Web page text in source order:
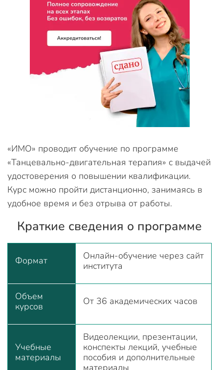
«ИМО» проводит обучение по программе
«Танцевально-двигательная терапия» с выдачей
удостоверения о повышении квалификации.
Курс можно пройти дистанционно, занимаясь в
удобное время и без отрыва от работы.
Краткие сведения о программе
Формат
Онлайн-обучение через сайт
института
Объем
курсов
От 36 академических часов
Учебные
материалы
Видеолекции, презентации,
конспекты лекций, учебные
пособия и дополнительные
материалы